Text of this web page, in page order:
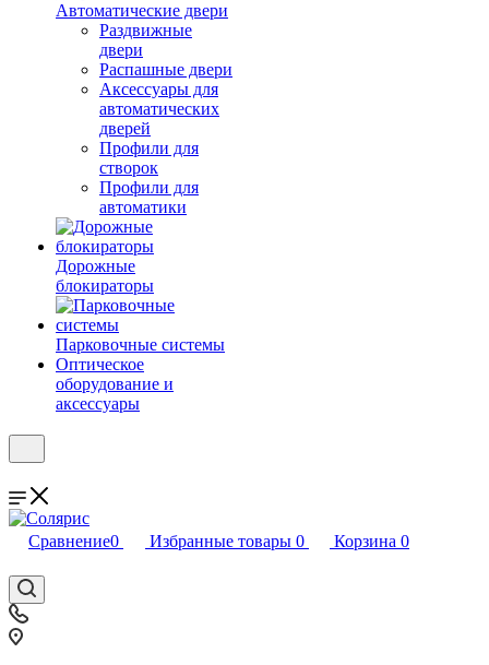
Автоматические двери
Раздвижные
двери
Распашные двери
Аксессуары для
автоматических
дверей
Профили для
створок
Профили для
автоматики
Дорожные
блокираторы
Парковочные системы
Оптическое
оборудование и
аксессуары
Сравнение0 Избранные товары 0 Корзина 0